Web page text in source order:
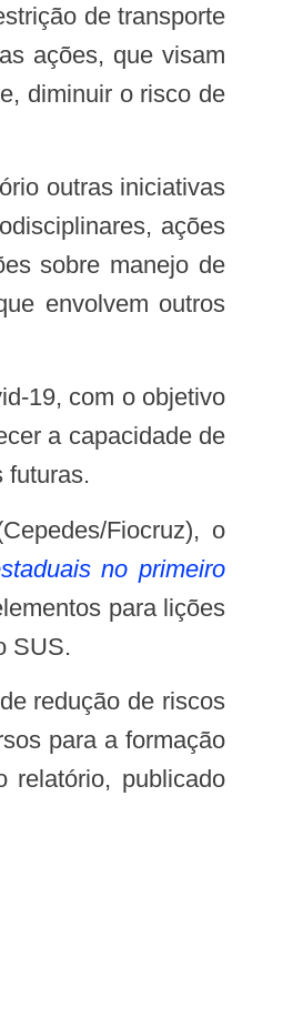
de transporte
ações, que visam
diminuir o risco de
ações
sobre manejo de
envolvem outros
a capacidade de
futuras.
no primeiro
para lições
SUS.
para a formação
relatório, publicado